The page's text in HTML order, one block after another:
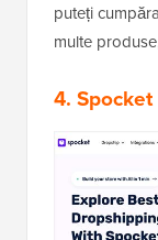
puteți
multe
4. Spocket